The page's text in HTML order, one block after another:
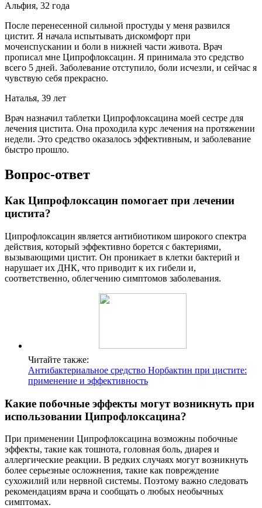
Альфия, 32 года
После перенесенной сильной простуды у меня развился
цистит. Я начала испытывать дискомфорт при
мочеиспускании и боли в нижней части живота. Врач
прописал мне Ципрофлоксацин. Я принимала это средство
всего 5 дней. Заболевание отступило, боли исчезли, и сейчас я
чувствую себя прекрасно.
Наталья, 39 лет
Врач назначил таблетки Ципрофлоксацина моей сестре для
лечения цистита. Она проходила курс лечения на протяжении
недели. Это средство оказалось эффективным, и заболевание
быстро прошло.
Вопрос-ответ
Как Ципрофлоксацин помогает при лечении
цистита?
Ципрофлоксацин является антибиотиком широкого спектра
действия, который эффективно борется с бактериями,
вызывающими цистит. Он проникает в клетки бактерий и
нарушает их ДНК, что приводит к их гибели и,
соответственно, облегчению симптомов заболевания.
Читайте также:
Антибактериальное средство Норбактин при цистите:
применение и эффективность
Какие побочные эффекты могут возникнуть при
использовании Ципрофлоксацина?
При применении Ципрофлоксацина возможны побочные
эффекты, такие как тошнота, головная боль, диарея и
аллергические реакции. В редких случаях могут возникнуть
более серьезные осложнения, такие как повреждение
сухожилий или нервной системы. Поэтому важно следовать
рекомендациям врача и сообщать о любых необычных
симптомах.